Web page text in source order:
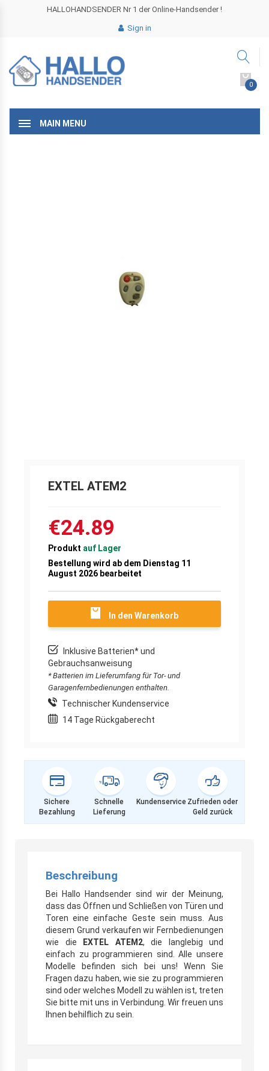
HALLOHANDSENDER Nr 1 der Online-Handsender !
Sign in
0
MAIN MENU
EXTEL ATEM2
€24.89
Produkt auf Lager
Bestellung wird ab dem Dienstag 11
August 2026 bearbeitet
In den Warenkorb
Inklusive Batterien* und
Gebrauchsanweisung
* Batterien im Lieferumfang für Tor- und
Garagenfernbedienungen enthalten.
Technischer Kundenservice
14 Tage Rückgaberecht
Sichere
Bezahlung
Schnelle
Lieferung
Kundenservice Zufrieden oder
Geld zurück
Beschreibung
Bei Hallo Handsender sind wir der Meinung,
dass das Öffnen und Schließen von Türen und
Toren eine einfache Geste sein muss. Aus
diesem Grund verkaufen wir Fernbedienungen
wie die EXTEL ATEM2, die langlebig und
einfach zu programmieren sind. Alle unsere
Modelle befinden sich bei uns! Wenn Sie
Fragen dazu haben, wie sie zu programmieren
sind oder welches Modell zu wählen ist, treten
Sie bitte mit uns in Verbindung. Wir freuen uns
Ihnen behilflich zu sein.